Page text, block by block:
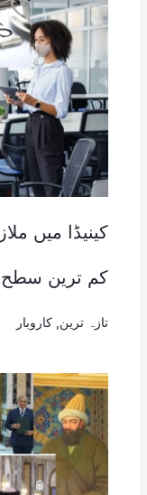
کینیڈا میں
کم ترین سطح
تازہ ترین کاروبار